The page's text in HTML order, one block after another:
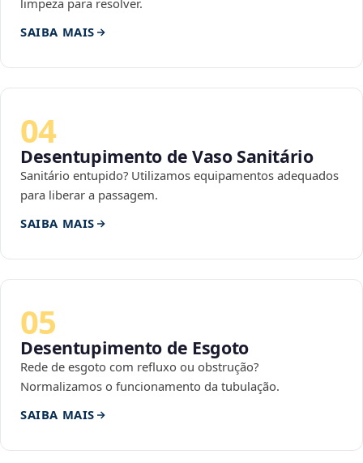
limpeza para resolver.
SAIBA MAIS
04
Desentupimento de Vaso Sanitário
Sanitário entupido? Utilizamos equipamentos adequados
para liberar a passagem.
SAIBA MAIS
05
Desentupimento de Esgoto
Rede de esgoto com refluxo ou obstrução?
Normalizamos o funcionamento da tubulação.
SAIBA MAIS